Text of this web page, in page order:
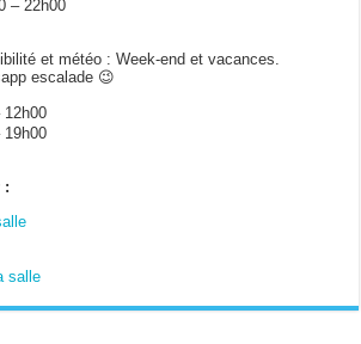
– 22h00
et météo : Week-end et vacances.
escalade 😉
12h00
19h00
:
salle